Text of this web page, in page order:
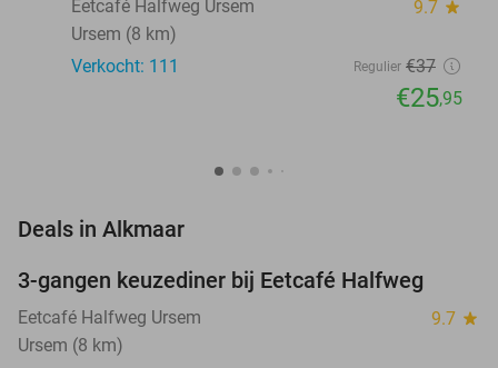
Eetcafé Halfweg Ursem 9.7 star
Ursem (8 km)
Verkocht: 111
Regulier €37
€25,95
Deals in Alkmaar
3-gangen keuzediner bij Eetcafé Halfweg
Eetcafé Halfweg Ursem 9.7 star
Ursem (8 km)